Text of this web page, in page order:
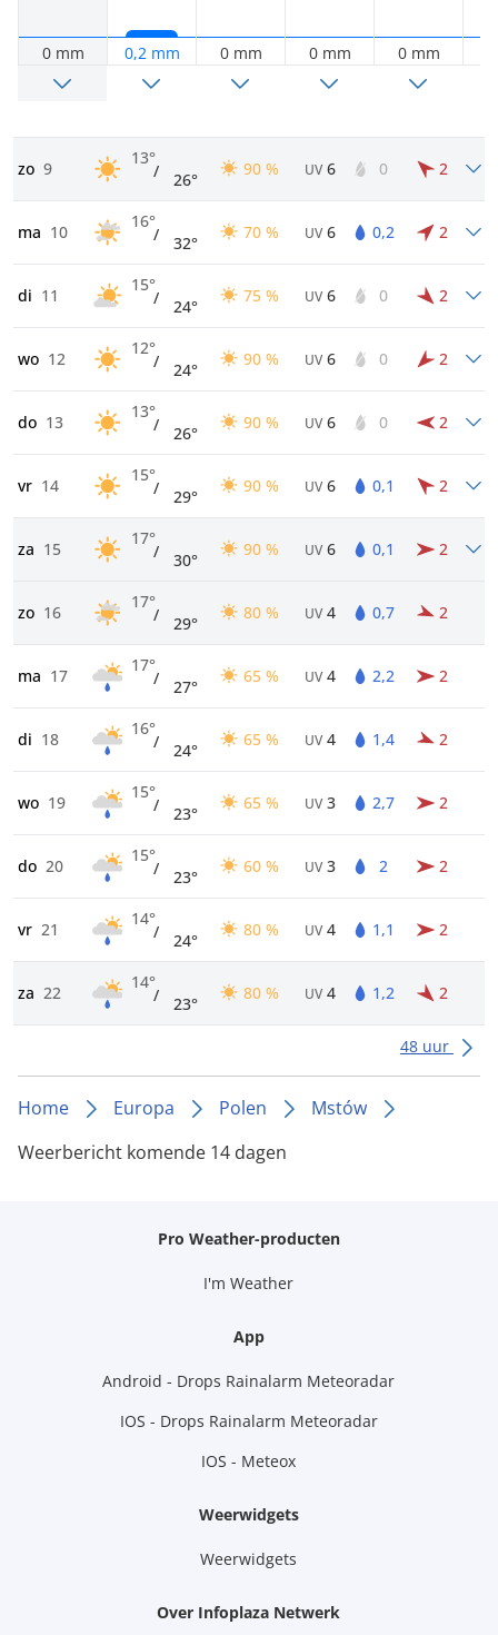
0 mm 0,2 mm 0 mm 0 mm 0 mm
zo 9
13°
/ 26°
90 % UV 6 0 2
ma 10
16°
/ 32°
70 % UV 6 0,2 2
di 11
15°
/ 24°
75 % UV 6 0 2
wo 12
12°
/ 24°
90 % UV 6 0 2
do 13
13°
/ 26°
90 % UV 6 0 2
vr 14
15°
/ 29°
90 % UV 6 0,1 2
za 15
17°
/ 30°
90 % UV 6 0,1 2
zo 16
17°
/ 29°
80 % UV 4 0,7 2
ma 17
17°
/ 27°
65 % UV 4 2,2 2
di 18
16°
/ 24°
65 % UV 4 1,4 2
wo 19
15°
/ 23°
65 % UV 3 2,7 2
do 20
15°
/ 23°
60 % UV 3 2 2
vr 21
14°
/ 24°
80 % UV 4 1,1 2
za 22
14°
/ 23°
80 % UV 4 1,2 2
48 uur
Home Europa Polen
Mstów
Weerbericht komende 14 dagen
Pro Weather-producten
I'm Weather
App
Android - Drops Rainalarm Meteoradar
IOS - Drops Rainalarm Meteoradar
IOS - Meteox
Weerwidgets
Weerwidgets
Over Infoplaza Netwerk